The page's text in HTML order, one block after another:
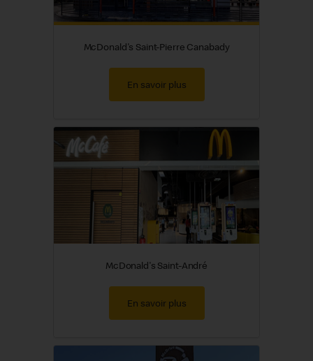
McDonald's Saint-Pierre Canabady
En savoir plus
McDonald's Saint-André
En savoir plus